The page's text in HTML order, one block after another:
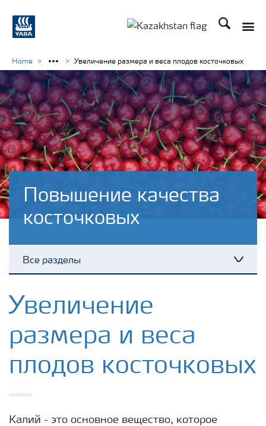
Поиск
Повышение качества
косточковых
Все разделы
Удобрения Yara
Культуры
Инструменты и сервисы
Home Увеличение размера и веса плодов косточковых
Увеличение
размера и веса
плодов косточковых
Калий - это основное вещество, которое